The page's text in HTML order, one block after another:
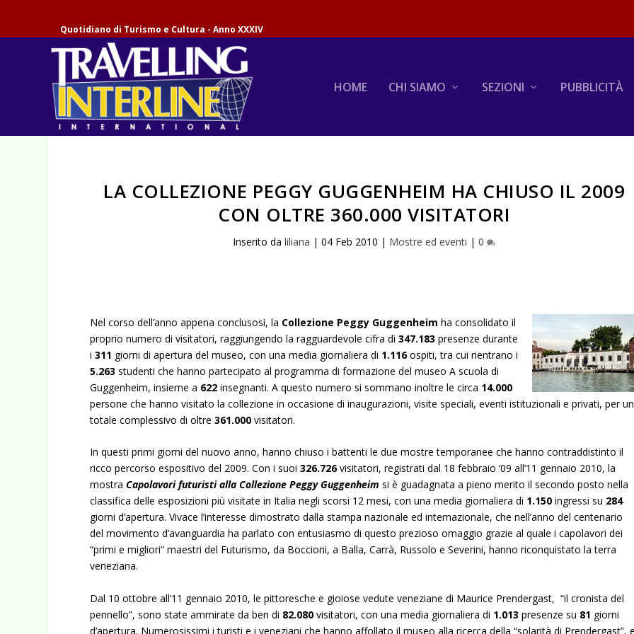
Quotidiano di Turismo e Cultura - Anno XXXIV
HOME CHI SIAMO SEZIONI PUBBLICITÀ
LA COLLEZIONE PEGGY GUGGENHEIM HA CHIUSO IL 2009
CON OLTRE 360.000 VISITATORI
Inserito daliliana |04 Feb 2010 | Mostre ed eventi |0
Nel corso dell’anno appena conclusosi, la Collezione Peggy Guggenheim ha consolidato il
proprio numero di visitatori, raggiungendo la ragguardevole cifra di347.183 presenze durante
i311 giorni di apertura del museo, con una media giornaliera di 1.116ospiti, tra cui rientrano i
5.263 studenti che hanno partecipato al programma di formazione del museo A scuola di
Guggenheim, insieme a 622 insegnanti.A questo numero si sommano inoltre le circa 14.000
persone che hanno visitato la collezione in occasione di inaugurazioni, visite speciali, eventi istituzionali e privati, per un
totale complessivo di oltre361.000 visitatori.
In questi primi giorni del nuovo anno, hanno chiuso i battenti le due mostre temporanee che hanno contraddistinto il
ricco percorso espositivo del 2009. Con i suoi326.726visitatori, registrati dal 18 febbraio ‘09 all’11 gennaio 2010, la
mostraCapolavori futuristi alla Collezione Peggy Guggenheim si è guadagnata a pieno merito il secondo posto nella
classifica delle esposizioni più visitate in Italia negli scorsi 12 mesi, con una media giornaliera di 1.150 ingressi su 284
giorni d’apertura. Vivace l’interesse dimostrato dalla stampa nazionale ed internazionale, che nell’anno del centenario
del movimento d’avanguardia ha parlato con entusiasmo di questo prezioso omaggio grazie al quale i capolavori dei
“primi e migliori” maestri del Futurismo, da Boccioni, a Balla, Carrà, Russolo e Severini, hanno riconquistato la terra
veneziana.
Dal 10 ottobre all’11 gennaio 2010, le pittoresche e gioiose vedute veneziane di Maurice Prendergast, “il cronista del
pennello”, sono state ammirate da ben di 82.080 visitatori, con una media giornaliera di 1.013 presenze su 81 giorni
d’apertura. Numerosissimi i turisti e i veneziani che hanno affollato il museo alla ricerca della “solarità di Prendergast”,